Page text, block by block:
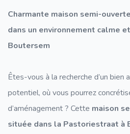
Charmante maison semi-
dans un environnement calme
Boutersem
Êtes-vous à la recherche d’un bien
potentiel, où vous pourrez
d’aménagement ? Cette maison
située dans la Pastoriestraat à